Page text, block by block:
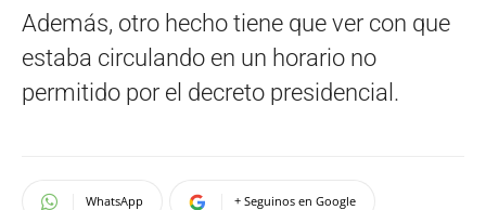
Además, otro hecho tiene que ver con que
estaba circulando en un horario no
permitido por el decreto presidencial.
WhatsApp + Seguinos en Google